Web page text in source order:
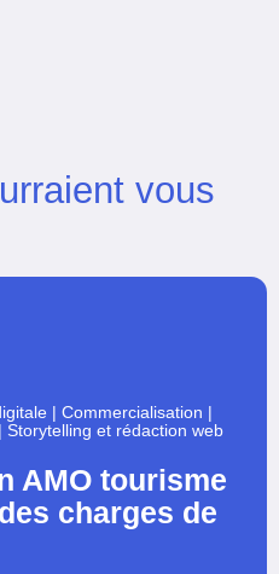
vous
| Commercialisation |
| Storytelling et rédaction web
AMO tourisme
charges de